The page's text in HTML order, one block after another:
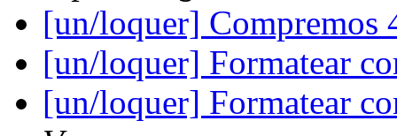
[un/loquer] Compremos
[un/loquer] Formatear
[un/loquer] Formatear